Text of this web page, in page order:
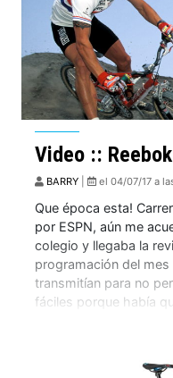
Video ::
BARRY el 04/07/17 a
Que época esta!
por ESPN, aún me
colegio y llegaba la
programación del
transmitían para no
fáciles porque había